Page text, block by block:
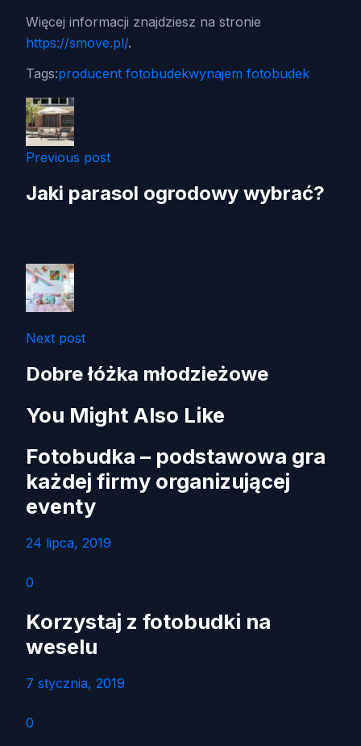
Więcej informacji znajdziesz na stronie
https://smove.pl/.
Tags:producent fotobudekwynajem fotobudek
Previous post
Jaki parasol ogrodowy wybrać?
Next post
Dobre łóżka młodzieżowe
You Might Also Like
Fotobudka – podstawowa gra
każdej firmy organizującej
eventy
24 lipca, 2019
0
Korzystaj z fotobudki na
weselu
7 stycznia, 2019
0